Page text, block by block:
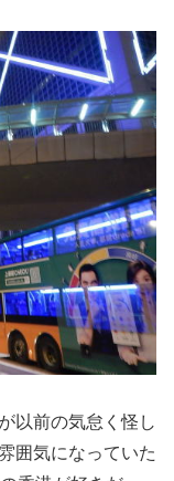
以前の気怠く怪し
囲気になっていた